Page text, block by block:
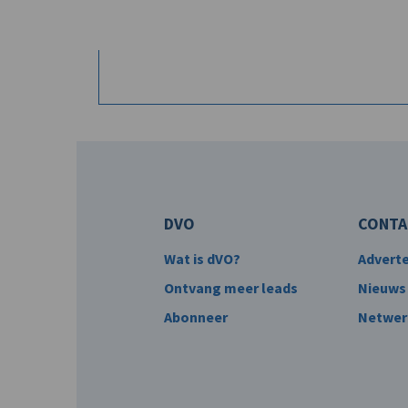
DVO
Wat is dVO?
Ontvang meer leads
Abonneer